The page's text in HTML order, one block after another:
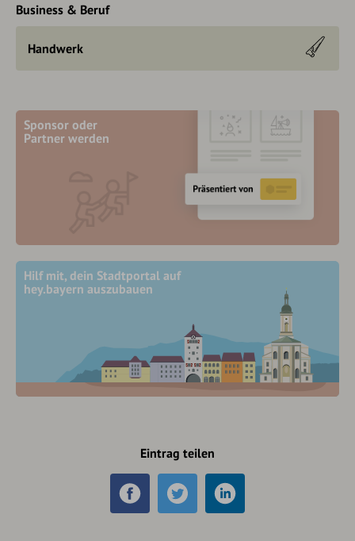
Business & Beruf
Handwerk
Sponsor oder
Partner werden
Hilf mit, dein Stadtportal auf
hey.bayern auszubauen
Eintrag teilen